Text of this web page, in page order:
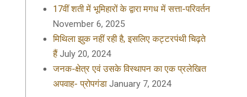
17वीं शती में भूमिहारों के द्वारा मगध में सत्ता-परिवर्तन
November 6, 2025
मिथिला झुक नहीं रही है, इसलिए कट्टरपंथी चिढ़ते
हैं July 20, 2024
जनक-क्षेत्र एवं उसके विस्थापन का एक प्रलेखित
अपवाह- प्रोपगंडा January 7, 2024